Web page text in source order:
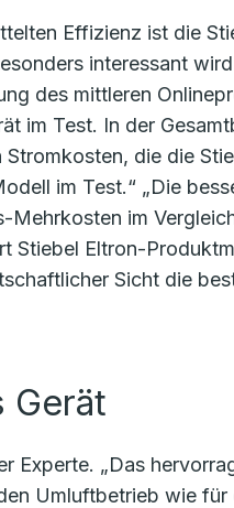
Effizienz ist die
interessant
des mittleren
im Test. In der
die die
im Test.“ „Die
im
Stiebel Eltron-
Sicht die
Gerät
Experte. „Das
Umluftbetrieb wie